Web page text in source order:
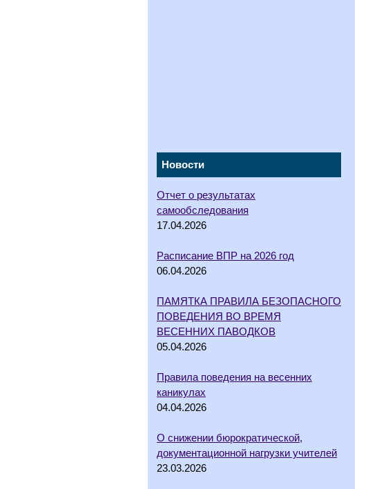
Новости
Отчет о результатах
самообследования
17.04.2026
Расписание ВПР на 2026 год
06.04.2026
ПАМЯТКА ПРАВИЛА БЕЗОПАСНОГО
ПОВЕДЕНИЯ ВО ВРЕМЯ
ВЕСЕННИХ ПАВОДКОВ
05.04.2026
Правила поведения на весенних
каникулах
04.04.2026
О снижении бюрократической,
документационной нагрузки учителей
23.03.2026